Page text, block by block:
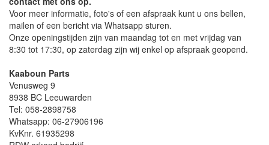
Voor meer informatie, foto's of een afspraak kunt u ons bellen,
mailen of een bericht via Whatsapp sturen.
Onze openingstijden zijn van maandag tot en met vrijdag van
8:30 tot 17:30, op zaterdag zijn wij enkel op afspraak geopend.
Kaaboun Parts
Venusweg 9
8938 BC Leeuwarden
Tel: 058-2898758
Whatsapp: 06-27906196
KvKnr. 61935298